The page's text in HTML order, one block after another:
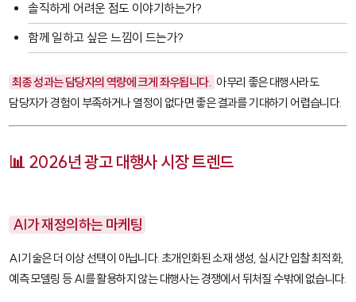
솔직하게 어려운 점도 이야기하는가?
함께 일하고 싶은 느낌이 드는가?
최종 성과는 담당자의 역량에 크게 좌우됩니다. 아무리 좋은 대행사라도
담당자가 경험이 부족하거나 열정이 없다면 좋은 결과를 기대하기 어렵습니다.
📊 2026년 광고 대행사 시장 트렌드
AI가 재정의하는 마케팅
AI 기술은 더 이상 선택이 아닙니다. 초개인화된 소재 생성, 실시간 입찰 최적화,
예측 모델링 등 AI를 활용하지 않는 대행사는 경쟁에서 뒤처질 수밖에 없습니다.